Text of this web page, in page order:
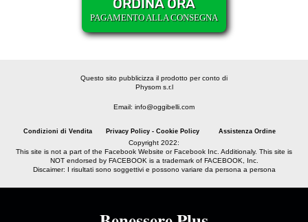
PAGAMENTO ALLA CONSEGNA
Questo sito pubblicizza il prodotto per conto di
Physom s.r.l
Email: info@oggibelli.com
Condizioni di Vendita Privacy Policy - Cookie Policy Assistenza Ordine
Copyright 2022:
This site is not a part of the Facebook Website or Facebook Inc. Additionaly. This site is
NOT endorsed by FACEBOOK is a trademark of FACEBOOK, Inc.
Discaimer: I risultati sono soggettivi e possono variare da persona a persona